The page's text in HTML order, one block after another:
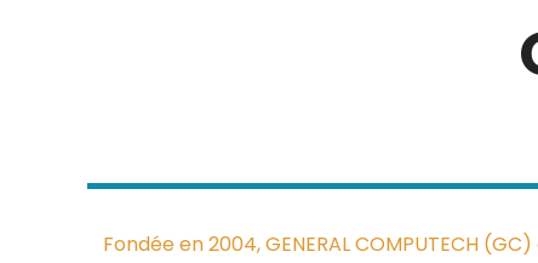
Fondée en 2004, GENERAL COMPUTECH